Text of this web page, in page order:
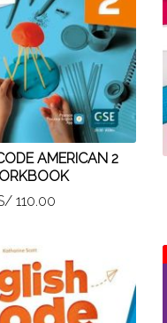
AMERICAN 2
110.00